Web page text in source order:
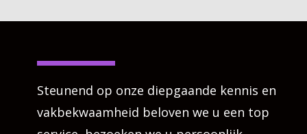
Steunend op onze diepgaande kennis en
vakbekwaamheid beloven we u een top